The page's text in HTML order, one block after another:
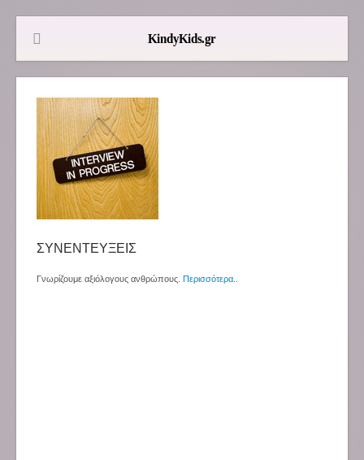
ΣΥΝΕΝΤΕΥΞΕΙΣ
Γνωρίζουμε αξιόλογους ανθρώπους. Περισσότερα